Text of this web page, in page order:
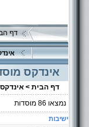
דף
אינדקס
דף הבית >
נמצאו 86 מוסדות
ישיבות